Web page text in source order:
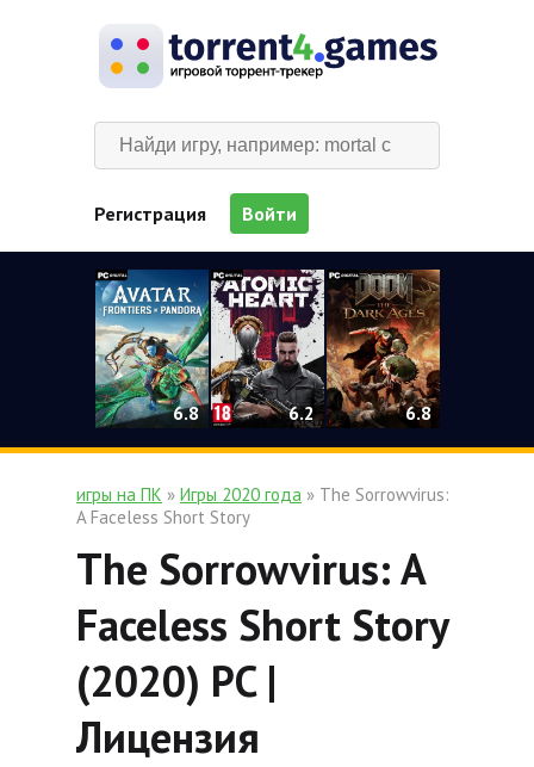
Регистрация Войти
6.8 6.2 6.8
игры на ПК » Игры 2020 года » The Sorrowvirus:
A Faceless Short Story
The Sorrowvirus: A
Faceless Short Story
(2020) PC |
Лицензия